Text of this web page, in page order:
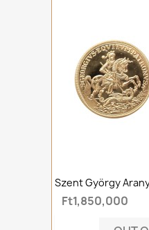
Szent György
Ft1,850,000